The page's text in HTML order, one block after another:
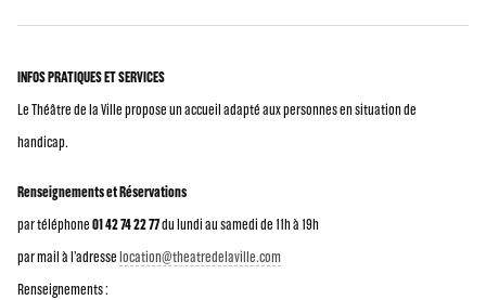
INFOS PRATIQUES ET SERVICES
Le Théâtre de la Ville propose un accueil adapté aux personnes en situation de
handicap.
Renseignements et Réservations
par téléphone01 42 74 22 77du lundi au samedi de 11h à 19h
par mail à l’adresselocation@theatredelaville.com
Renseignements :